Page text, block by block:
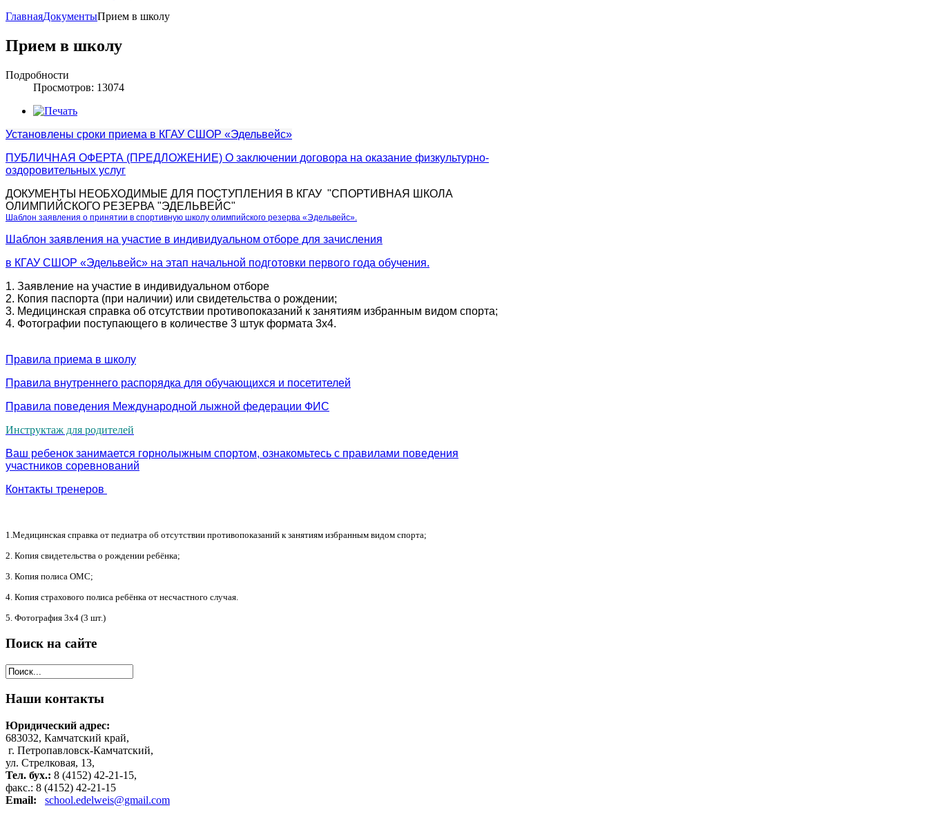
ГлавнаяДокументыПрием в школу
Прием в школу
Подробности
Просмотров: 13074
Установлены сроки приема в КГАУ СШОР «Эдельвейс»
ПУБЛИЧНАЯ ОФЕРТА (ПРЕДЛОЖЕНИЕ) О заключении договора на оказание физкультурно-
оздоровительных услуг
ДОКУМЕНТЫ НЕОБХОДИМЫЕ ДЛЯ ПОСТУПЛЕНИЯ В КГАУ "СПОРТИВНАЯ ШКОЛА
ОЛИМПИЙСКОГО РЕЗЕРВА "ЭДЕЛЬВЕЙС"
Шаблон заявления о принятии в спортивную школу олимпийского резерва «Эдельвейс».
Шаблон заявления на участие в индивидуальном отборе для зачисления
в КГАУ СШОР «Эдельвейс» на этап начальной подготовки первого года обучения.
1. Заявление на участие в индивидуальном отборе
2. Копия паспорта (при наличии) или свидетельства о рождении;
3. Медицинская справка об отсутствии противопоказаний к занятиям избранным видом спорта;
4. Фотографии поступающего в количестве 3 штук формата 3х4.
Правила приема в школу
Правила внутреннего распорядка для обучающихся и посетителей
Правила поведения Международной лыжной федерации ФИС
Инструктаж для родителей
Ваш ребенок занимается горнолыжным спортом, ознакомьтесь с правилами поведения
участников соревнований
Контакты тренеров
1.Медицинская справка от педиатра об отсутствии противопоказаний к занятиям избранным видом спорта;
2. Копия свидетельства о рождении ребёнка;
3. Копия полиса ОМС;
4. Копия страхового полиса ребёнка от несчастного случая.
5. Фотография 3х4 (3 шт.)
Поиск на сайте
Наши контакты
Юридический адрес:
683032, Камчатский край,
г. Петропавловск-Камчатский,
ул. Стрелковая, 13,
Тел. бух.: 8 (4152) 42-21-15,
факс.: 8 (4152) 42-21-15
Email:
school.edelweis@gmail.com